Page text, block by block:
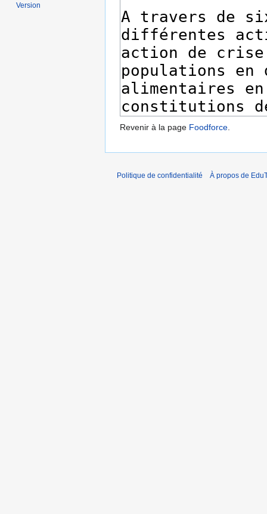
Revenir à la page Foodforce
Version
Politique de confidentialité À propos de